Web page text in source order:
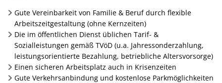
Gute Vereinbarkeit von Familie & Beruf durch flexible
Arbeitszeitgestaltung (ohne Kernzeiten)
Die im öffentlichen Dienst üblichen Tarif- &
Sozialleistungen gemäß TVöD (u.a. Jahressonderzahlung,
leistungsorientierte Bezahlung, betriebliche Altersvorsorge)
Einen sicheren Arbeitsplatz auch in Krisenzeiten
Gute Verkehrsanbindung und kostenlose Parkmöglichkeiten